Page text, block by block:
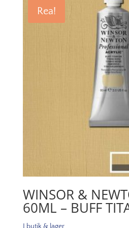
Rea!
WINSOR &
60ML – BUFF